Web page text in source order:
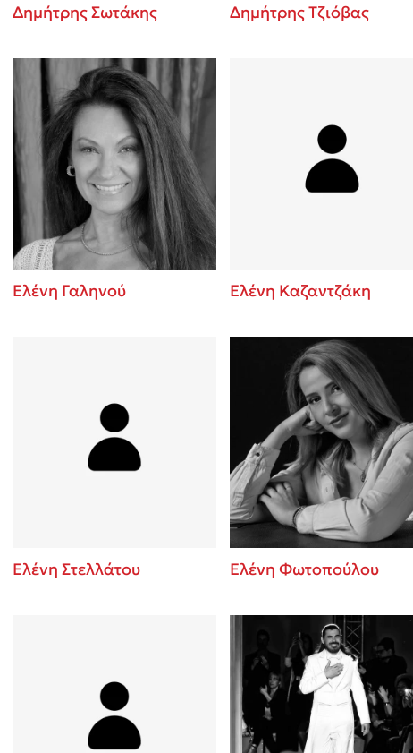
Δημήτρης Σωτάκης Δημήτρης Τζιόβας
Ελένη Γαληνού Ελένη Καζαντζάκη
Ελένη Στελλάτου Ελένη Φωτοπούλου